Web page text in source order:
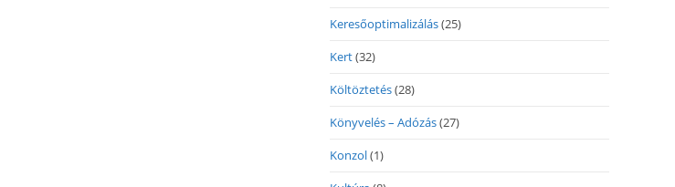
Keresőoptimalizálás(25)
Kert(32)
Költöztetés(28)
Könyvelés – Adózás(27)
Konzol(1)